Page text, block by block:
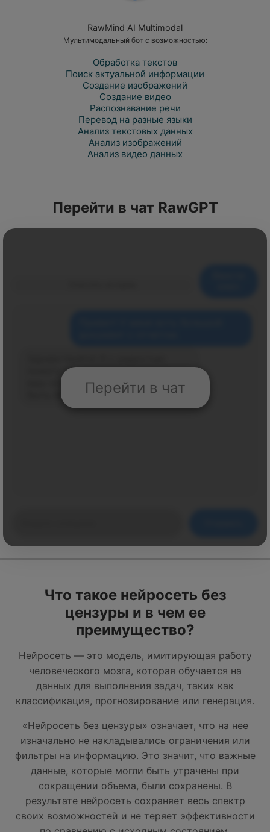
RawMind AI Multimodal
Мультимодальный бот с возможностью:
Обработка текстов
Поиск актуальной информации
Создание изображений
Создание видео
Распознавание речи
Перевод на разные языки
Анализ текстовых данных
Анализ изображений
Анализ видео данных
Перейти в чат RawGPT
Перейти в чат
помогу вам проанализировать
ваш отчет. Чем именно я могу
быть полезен? 😊
Что такое нейросеть без
цензуры и в чем ее
преимущество?
Нейросеть — это модель, имитирующая работу
человеческого мозга, которая обучается на
данных для выполнения задач, таких как
классификация, прогнозирование или генерация.
«Нейросеть без цензуры» означает, что на нее
изначально не накладывались ограничения или
фильтры на информацию. Это значит, что важные
данные, которые могли быть утрачены при
сокращении объема, были сохранены. В
результате нейросеть сохраняет весь спектр
своих возможностей и не теряет эффективности